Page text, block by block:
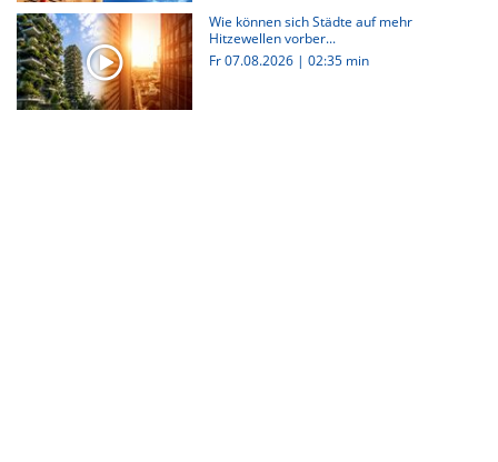
Wie können sich Städte auf mehr
Hitzewellen vorber...
Fr 07.08.2026 | 02:35 min